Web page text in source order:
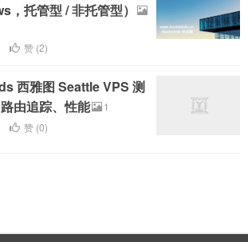
，托管型 / 非托管型）
赞 (2)
西雅图 Seattle VPS 测
由追踪、性能
1
赞 (0)